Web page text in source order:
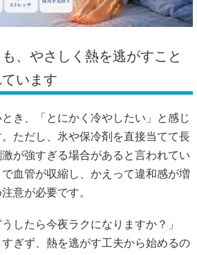
、やさしく熱を逃がすこと
います
き、「とにかく冷やしたい」と感じ
ただし、氷や保冷剤を直接当てて長
が強すぎる場合があると言われてい
血管が収縮し、かえって違和感が増
意が必要です。
したら今夜ラクになりますか？」
ぎず、熱を逃がす工夫から始めるの